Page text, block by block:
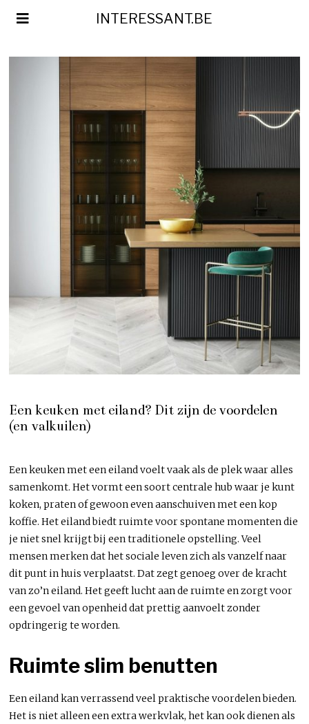
INTERESSANT.BE
Een keuken met eiland? Dit zijn de voordelen
(en valkuilen)
Een keuken met een eiland voelt vaak als de plek waar alles
samenkomt. Het vormt een soort centrale hub waar je kunt
koken, praten of gewoon even aanschuiven met een kop
koffie. Het eiland biedt ruimte voor spontane momenten die
je niet snel krijgt bij een traditionele opstelling. Veel
mensen merken dat het sociale leven zich als vanzelf naar
dit punt in huis verplaatst. Dat zegt genoeg over de kracht
van zo’n eiland. Het geeft lucht aan de ruimte en zorgt voor
een gevoel van openheid dat prettig aanvoelt zonder
opdringerig te worden.
Ruimte slim benutten
Een eiland kan verrassend veel praktische voordelen bieden.
Het is niet alleen een extra werkvlak, het kan ook dienen als